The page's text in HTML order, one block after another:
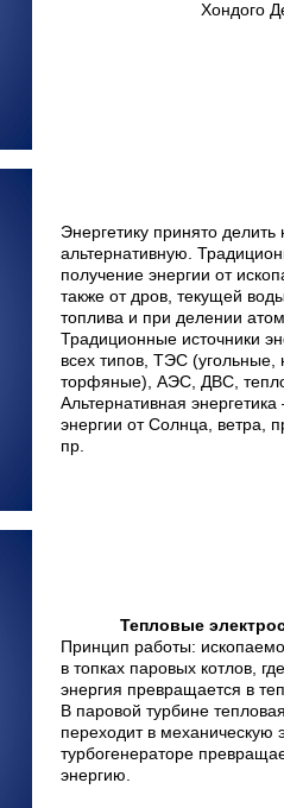
Хондого
Энергетику принято
альтернативную.
получение энергии от
также от дров, текущей
топлива и при делении
Традиционные источники
всех типов, ТЭС (угольные,
торфяные), АЭС, ДВС,
Альтернативная
энергии от Солнца, ветра,
пр.
Тепловые
Принцип работы:
в топках паровых котлов,
энергия превращается в
В паровой турбине
переходит в механическую
турбогенераторе
энергию.